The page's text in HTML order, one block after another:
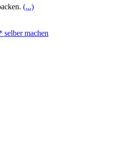
(...)